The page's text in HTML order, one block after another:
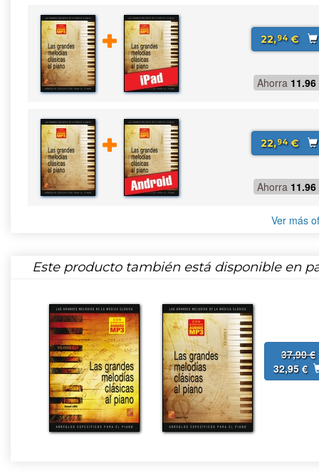
22,94€
Ahorra 11.96
22,94€
Ahorra 11.96
Ver más
Este producto también está disponible en
37,90 €
32,95 €